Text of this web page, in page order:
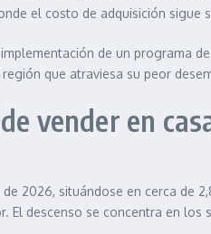
el costo de adquisición sigue
de un programa
que atraviesa su peor
vender en
2026, situándose en cerca de
descenso se concentra en